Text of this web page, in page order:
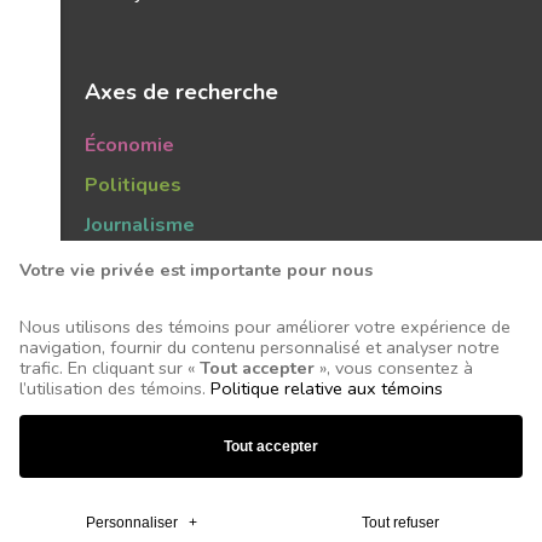
Axes de recherche
Économie
Politiques
Journalisme
Publics
Tous droits réservés © 2026 Centre d'études sur les
médias - Conception et réalisation :
Votre vie privée est importante pour nous
Nous utilisons des témoins pour améliorer votre expérience de
navigation, fournir du contenu personnalisé et analyser notre
trafic. En cliquant sur « Tout accepter », vous consentez à
l’utilisation des témoins. Politique relative aux témoins
Personnaliser + Tout refuser
Tout accepter